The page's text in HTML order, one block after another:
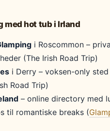
med hot tub i Irland
i Roscommon –
(The Irish Road Trip)
i Derry – voksen-only
Road Trip)
– online directory med
til romantiske breaks (